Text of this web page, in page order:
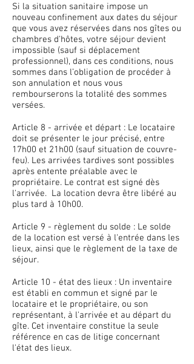
​Si la situation sanitaire impose un
nouveau confinement aux dates du séjour
que vous avez réservées dans nos gîtes ou
chambres d'hôtes, votre séjour devient
impossible (sauf si déplacement
professionnel), dans ces conditions, nous
sommes dans l’obligation de procéder à
son annulation et nous vous
rembourserons la totalité des sommes
versées.​
Article 8 - arrivée et départ : Le locataire
doit se présenter le jour précisé, entre
17h00 et 21h00 (sauf situation de couvre-
feu). Les arrivées tardives sont possibles
après entente préalable avec le
propriétaire. Le contrat est signé dès
l'arrivée. La location devra être libéré au
plus tard à 10h00.
Article 9 - règlement du solde : Le solde
de la location est versé à l'entrée dans les
lieux, ainsi que le règlement de la taxe de
séjour.
Article 10 - état des lieux : Un inventaire
est établi en commun et signé par le
locataire et le propriétaire, ou son
représentant, à l'arrivée et au départ du
gîte. Cet inventaire constitue la seule
référence en cas de litige concernant
l'état des lieux.